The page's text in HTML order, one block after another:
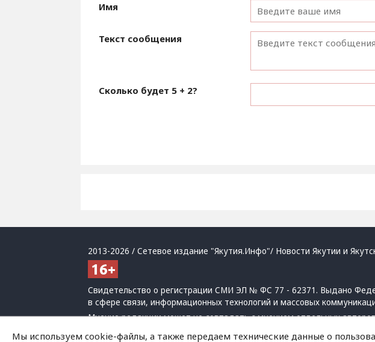
Имя
Текст сообщения
Сколько будет 5 + 2?
2013-2026 / Сетевое издание "Якутия.Инфо"/ Новости Якутии и
Свидетельство о регистрации СМИ ЭЛ № ФС 77 - 62371. Выдано
в сфере связи, информационных технологий и массовых
Мнение редакции может не совпадать с мнением отдельных
При использовании материалов обязательна активная ссылка на
Мы используем cookie-файлы, а также передаем технические данные о